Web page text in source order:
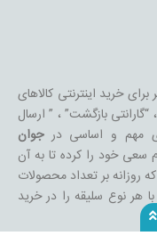
خرید اینترنتی کالاهای
بازگشت” ، ” ارسال
مهم و اساسی درجوان
خود را کرده تا به آن
روزانه بر تعداد محصولات
با هر نوع سلیقه را در خرید